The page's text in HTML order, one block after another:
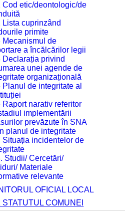
Cod etic/deontologic/de
Lista cuprinzând
primite
Mecanismul de
a încălcărilor legii
Declarația privind
unei agende de
organizațională
Planul de integritate al
Raport narativ referitor
implementării
prevăzute în SNA
planul de integritate
Situația incidentelor de
Studii/ Cercetări/
Materiale
relevante
OFICIAL LOCAL
STATUTUL COMUNEI